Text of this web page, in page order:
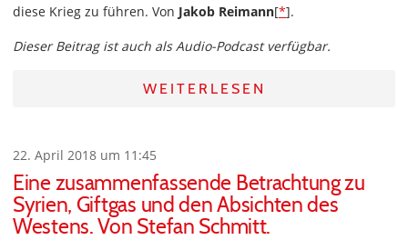
diese Krieg zu führen. Von Jakob Reimann[*].
Dieser Beitrag ist auch als Audio-Podcast verfügbar.
WEITERLESEN
22. April 2018 um 11:45
Eine zusammenfassende Betrachtung zu
Syrien, Giftgas und den Absichten des
Westens. Von Stefan Schmitt.